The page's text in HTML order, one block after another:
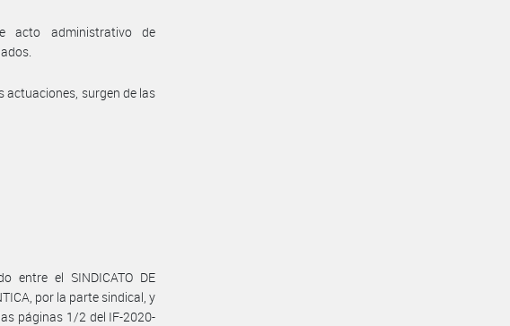
acto administrativo de
actuaciones, surgen de las
entre el SINDICATO DE
por la parte sindical, y
páginas 1/2 del IF-2020-